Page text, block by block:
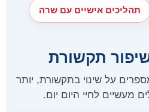
תהליכים אישיים עם שרה
ושיפור תקשורת
מספרים על שינוי בתקשורת, יותר
מעשיים לחיי היום יום.